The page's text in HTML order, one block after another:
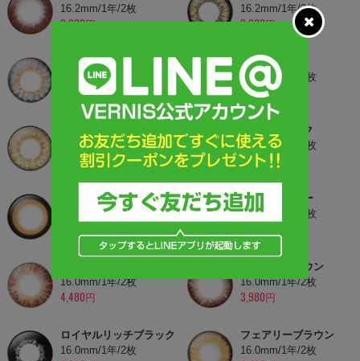
16.2mm/1年/2枚
3,980円
16.2mm/1年/2枚
3,980円
ララグレー
16.2mm/1年/2枚
3,980円
ボニーピンク
16.2mm/1年/2枚
3,980円
16.2mm/1年/2枚
4,480円
シゼルブラック
16.2mm/1年/2枚
3,980円
ムーンブラウン
15.8mm/1年/2枚
バービーグレー
16.2mm/1年/2枚
16.0mm/1年/2枚
4,480円
マシェリブラウン
16.0mm/1年/2枚
3,980円
ロイヤルリッチブラック
16.0mm/1年/2枚
フェアリーブラウン
16.0mm/1年/2枚